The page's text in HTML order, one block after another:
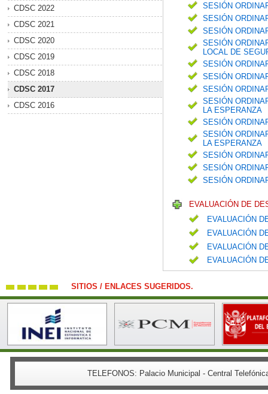
CDSC 2022
CDSC 2021
CDSC 2020
CDSC 2019
CDSC 2018
CDSC 2017
CDSC 2016
SESIÓN
SESIÓN
SESIÓN
SESIÓN
LOCAL DE
SESIÓN
SESIÓN
SESIÓN
SESIÓN
LA ESPERANZA
SESIÓN
SESIÓN
LA ESPERANZA
SESIÓN
SESIÓN
SESIÓN
EVALUACIÓN DE
EVALUACIÓN
EVALUACIÓN
EVALUACIÓN
EVALUACIÓN
SITIOS / ENLACES SUGERIDOS.
TELEFONOS: Palacio Municipal - Central